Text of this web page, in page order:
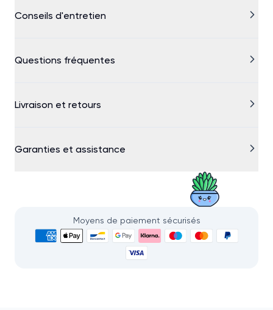
Conseils d'entretien
Questions fréquentes
Livraison et retours
Garanties et assistance
Moyens de paiement sécurisés